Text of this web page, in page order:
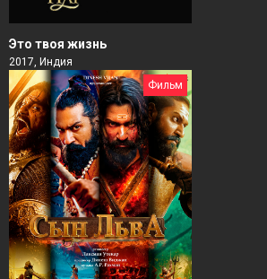
Это твоя жизнь
2017, Индия
Фильм